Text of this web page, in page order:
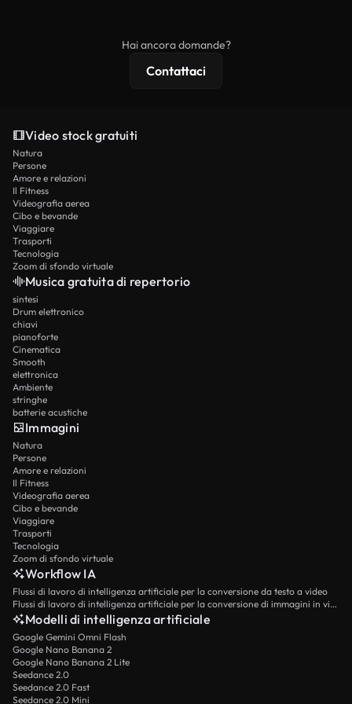
Hai ancora domande?
Contattaci
Video stock gratuiti
Natura
Persone
Amore e relazioni
Il Fitness
Videografia aerea
Cibo e bevande
Viaggiare
Trasporti
Tecnologia
Zoom di sfondo virtuale
Musica gratuita di repertorio
sintesi
Drum elettronico
chiavi
pianoforte
Cinematica
Smooth
elettronica
Ambiente
stringhe
batterie acustiche
Immagini
Natura
Persone
Amore e relazioni
Il Fitness
Videografia aerea
Cibo e bevande
Viaggiare
Trasporti
Tecnologia
Zoom di sfondo virtuale
Workflow IA
Flussi di lavoro di intelligenza artificiale per la conversione da testo a video
Flussi di lavoro di intelligenza artificiale per la conversione di immagini in video
Modelli di intelligenza artificiale
Google Gemini Omni Flash
Google Nano Banana 2
Google Nano Banana 2 Lite
Seedance 2.0
Seedance 2.0 Fast
Seedance 2.0 Mini